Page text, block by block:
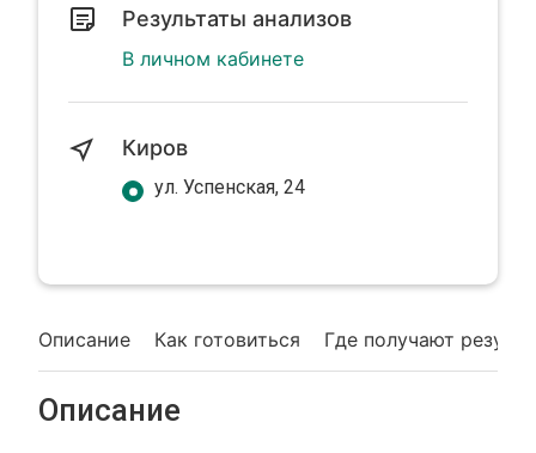
Описание Как готовиться Где получают
Описание
Результаты анализов
В личном кабинете
Киров
ул. Успенская, 24